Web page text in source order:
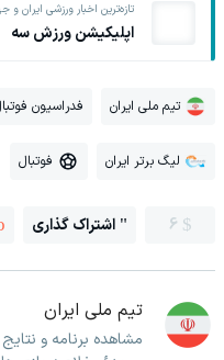
تازه‌ترین اخبار ورزشی ایران و
اپلیکیشن ورزش سه
تیم ملی ایران فدراسیون
لیگ برتر ایران فوتبال
6 اشتراک گذاری
تیم ملی ایران
مشاهده برنامه و